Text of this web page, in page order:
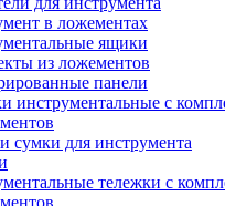
в ложементах
ящики
из ложементов
панели
инструментальные с
сумки для инструмента
тележки с